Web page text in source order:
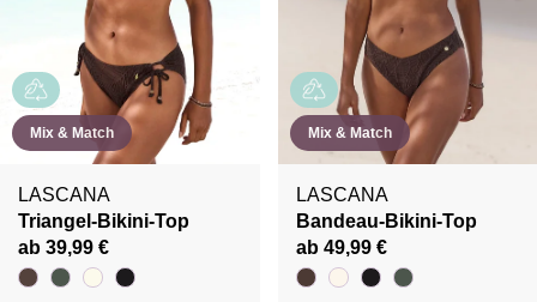
Mix & Match
LASCANA
Triangel-Bikini-Top
ab 39,99 €
Mix & Match
LASCANA
Bandeau-Bikini-Top
ab 49,99 €